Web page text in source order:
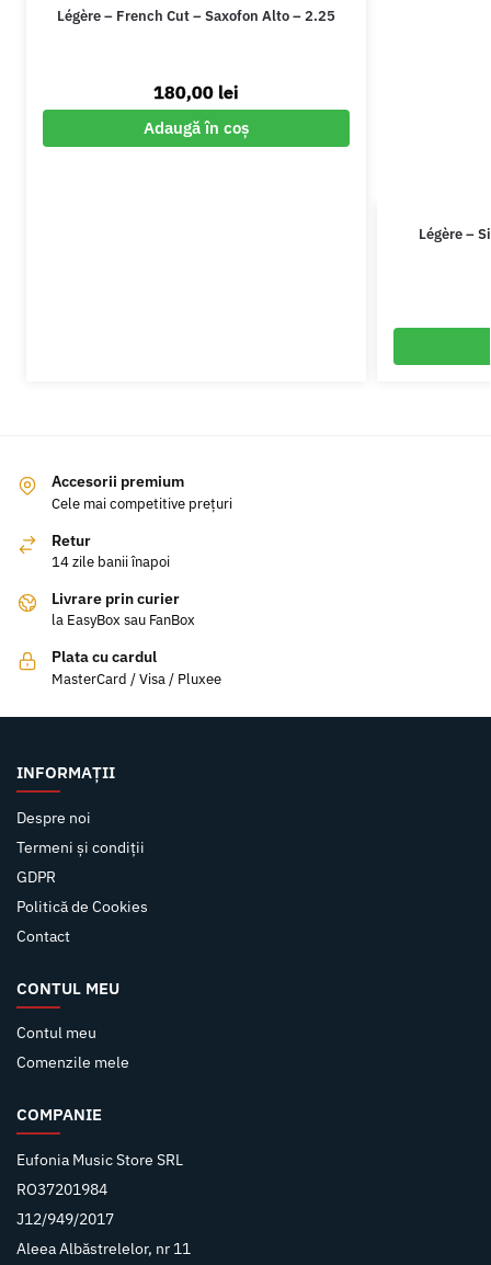
Légère – French Cut – Saxofon Alto – 2.25
180,00 lei
Adaugă în coș
Légère –
Accesorii premium
Cele mai competitive prețuri
Retur
14 zile banii înapoi
Livrare prin curier
la EasyBox sau FanBox
Plata cu cardul
MasterCard / Visa / Pluxee
INFORMAȚII
Despre noi
Termeni și condiții
GDPR
Politică de Cookies
Contact
CONTUL MEU
Contul meu
Comenzile mele
COMPANIE
Eufonia Music Store SRL
RO37201984
J12/949/2017
Aleea Albăstrelelor, nr 11